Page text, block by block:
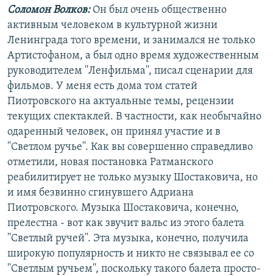
Соломон Волков: Он был очень общественно
активным человеком в культурной жизни
Ленинграда того времени, и занимался не только
Артистофаном, а был одно время художественным
руководителем ''Ленфильма'', писал сценарии для
фильмов. У меня есть дома том статей
Пиотровского на актуальные темы, рецензии
текущих спектаклей. В частности, как необычайно
одаренный человек, он принял участие и в
''Светлом ручье''. Как вы совершенно справедливо
отметили, новая постановка Ратманского
реабилитирует не только музыку Шостаковича, но
и имя безвинно сгинувшего Адриана
Пиотровского. Музыка Шостаковича, конечно,
прелестна - вот как звучит вальс из этого балета
''Светлый ручей''. Эта музыка, конечно, получила
широкую популярность и никто не связывал ее со
''Светлым ручьем'', поскольку такого балета просто-